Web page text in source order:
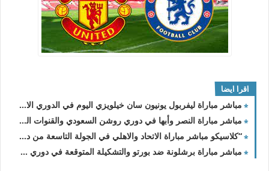
اقرا ايضا
مباشر مباراة ليفربول يونيون سان خيلويزي اليوم في الدوري الاوروبي
مباشر مباراة النصر وأبها في دوري روشن السعودي والقنوات الناقلة
“كلاسيكو مباشر مباراة الاتحاد والاهلي في الجولة التاسعة من دوري روشن السعودي 2023-2024
مباشر مباراة برشلونة ضد بورتو والتشكيلة المتوقعة في دوري الأبطال